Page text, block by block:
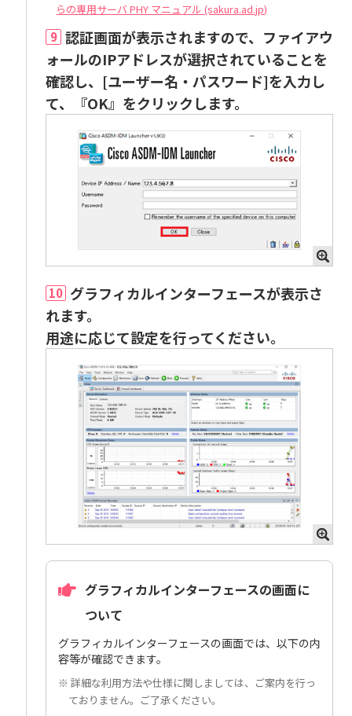
らの専用サーバ PHY マニュアル (sakura.ad.jp)
9 認証画面が表示されますので、ファイアウ
ォールのIPアドレスが選択されていることを
確認し、[ユーザー名・パスワード]を入力し
て、『OK』をクリックします。
10 グラフィカルインターフェースが表示さ
れます。
用途に応じて設定を行ってください。
グラフィカルインターフェースの画面に
ついて
グラフィカルインターフェースの画面では、以下の内
容等が確認できます。
※ 詳細な利用方法や仕様に関しましては、ご案内を行っ
ておりません。ご了承ください。